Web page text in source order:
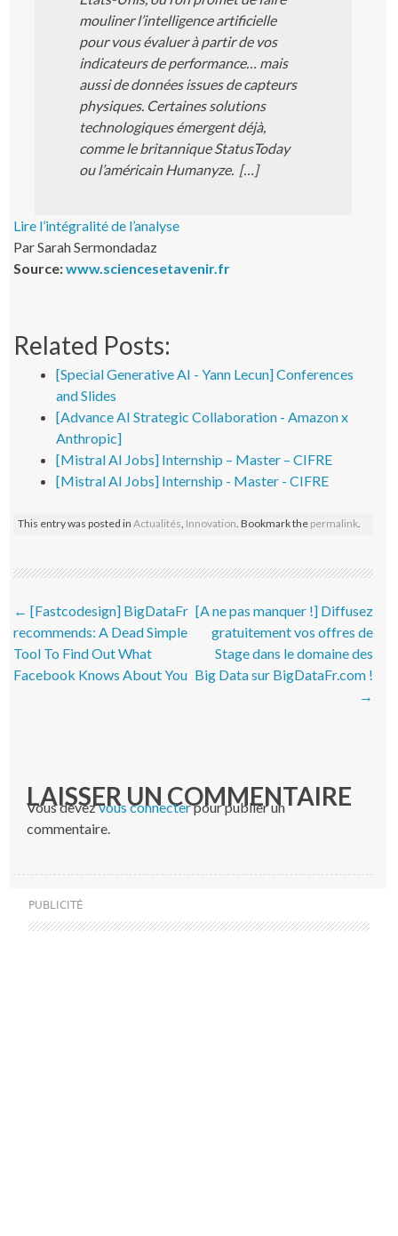
mouliner l’intelligence artificielle
pour vous évaluer à partir de vos
indicateurs de performance… mais
aussi de données issues de capteurs
physiques. Certaines solutions
technologiques émergent déjà,
comme le britannique StatusToday
ou l’américain Humanyze. […]
Lire l’intégralité de l’analyse
Par Sarah Sermondadaz
Source:www.sciencesetavenir.fr
Related Posts:
[Special Generative AI - Yann Lecun] Conferences
and Slides
[Advance AI Strategic Collaboration - Amazon x
Anthropic]
[Mistral AI Jobs] Internship – Master – CIFRE
[Mistral AI Jobs] Internship - Master - CIFRE
This entry was posted inActualités, Innovation. Bookmark the permalink.
Post navigation
← [Fastcodesign] BigDataFr
recommends: A Dead Simple
Tool To Find Out What
Facebook Knows About You
[A ne pas manquer !] Diffusez
gratuitement vos offres de
Stage dans le domaine des
Big Data sur BigDataFr.com !
→
LAISSER UN COMMENTAIRE
Vous devezvous connecterpour publier un
commentaire.
PUBLICITÉ